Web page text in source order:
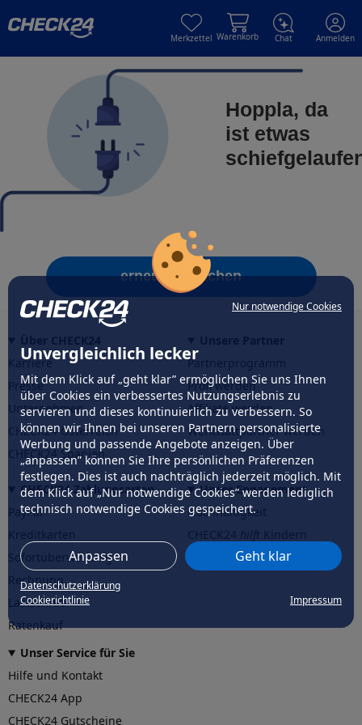
Nur notwendige Cookies
Unvergleichlich lecker
Mit dem Klick auf „geht klar” ermöglichen Sie uns Ihnen
über Cookies ein verbessertes Nutzungserlebnis zu
servieren und dieses kontinuierlich zu verbessern. So
können wir Ihnen bei unseren Partnern personalisierte
Werbung und passende Angebote anzeigen. Über
„anpassen” können Sie Ihre persönlichen Präferenzen
festlegen. Dies ist auch nachträglich jederzeit möglich. Mit
dem Klick auf „Nur notwendige Cookies” werden lediglich
technisch notwendige Cookies gespeichert.
Anpassen Geht klar
Datenschutzerklärung
Cookierichtlinie
Impressum
Merkzettel Warenkorb Chat Anmelden
Hoppla, da
ist etwas
erneut versuchen
Karriere
Presse
Unternehmen
CHECK24 Österreich
CHECK24 Spanien
Partnerprogramm
Profi werden
Affiliate werden
Werkstattpartner werden
CHECK24 Zahlungsarten
PayPal
Sofortüberweisung
Rechnung
Lastschrift
Ratenkauf
Unser Engagement
Nachhaltigkeit
CHECK24hilftder Natur
Unser Service für Sie
Hilfe und Kontakt
CHECK24 App
CHECK24 Gutscheine